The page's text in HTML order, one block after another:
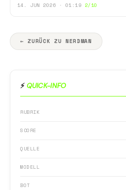
14. JUN 2026 · 01:19 2/10
← ZURÜCK ZU NERDMAN
⚡ QUICK-INFO
RUBRIK
SCORE
QUELLE
MODELL
BOT